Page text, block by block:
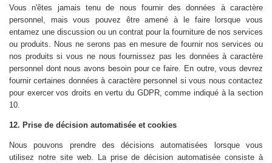
Vous n'êtes jamais tenu de nous fournir des données à caractère
personnel, mais vous pouvez être amené à le faire lorsque vous
entamez une discussion ou un contrat pour la fourniture de nos services
ou produits. Nous ne serons pas en mesure de fournir nos services ou
nos produits si vous ne nous fournissez pas les données à caractère
personnel dont nous avons besoin pour ce faire. En outre, vous devrez
fournir certaines données à caractère personnel si vous nous contactez
pour exercer vos droits en vertu du GDPR, comme indiqué à la section
10.
12. Prise de décision automatisée et cookies
Nous pouvons prendre des décisions automatisées lorsque vous
utilisez notre site web. La prise de décision automatisée consiste à